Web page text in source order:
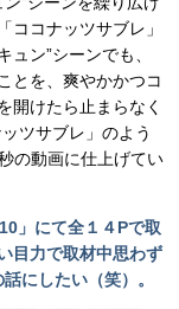
ココナッツサブレ」
ン”シーンでも、
とを、爽やかかつコ
開けたら止まらなく
ツサブレ」のよう
の動画に仕上げてい
」にて全１４Pで取
目力で取材中思わず
にしたい（笑）。